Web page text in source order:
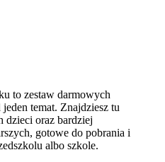
to zestaw darmowych
temat. Znajdziesz tu
dzieci oraz bardziej
gotowe do pobrania i
albo szkole.